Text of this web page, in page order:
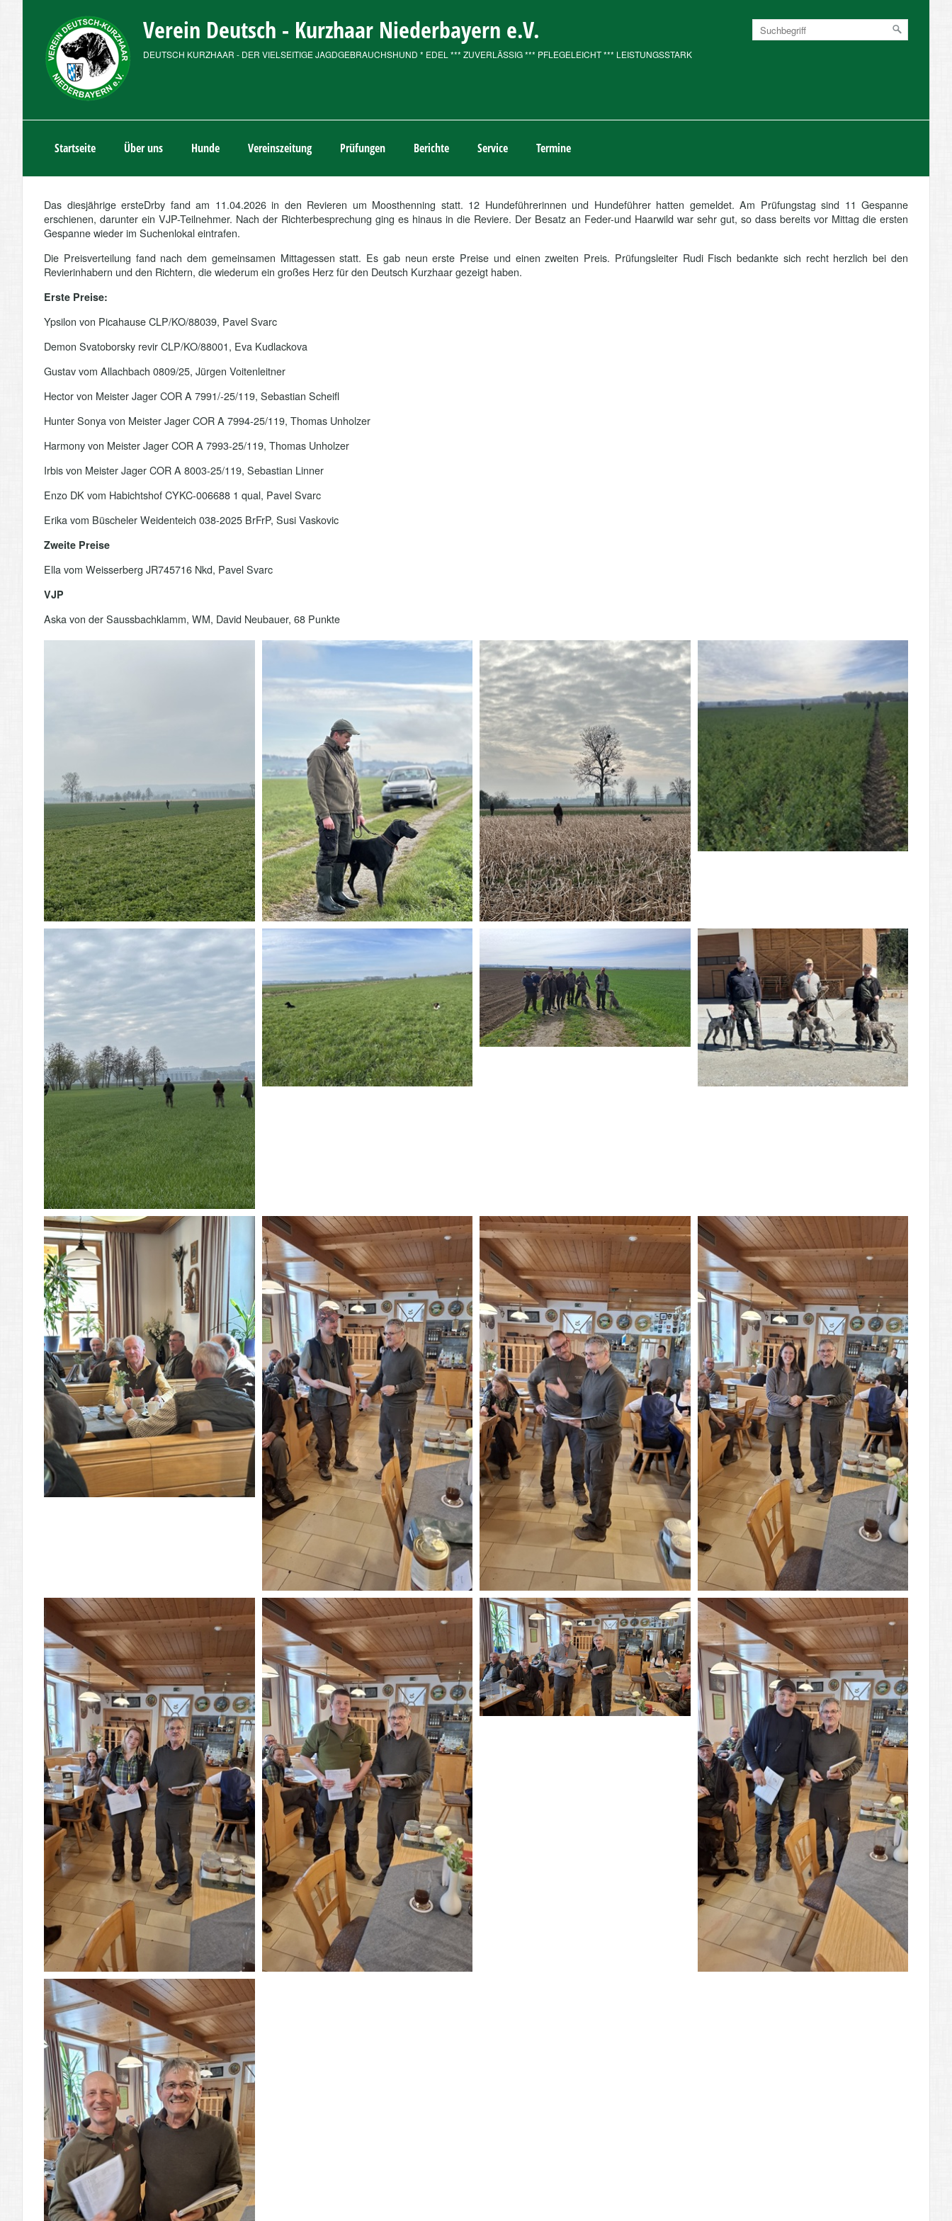
Verein Deutsch - Kurzhaar Niederbayern e.V.
DEUTSCH KURZHAAR - DER VIELSEITIGE JAGDGEBRAUCHSHUND * EDEL *** ZUVERLÄSSIG *** PFLEGELEICHT *** LEISTUNGSSTARK
Startseite Über uns Hunde Vereinszeitung Prüfungen Berichte Service Termine
Das diesjährige ersteDrby fand am 11.04.2026 in den Revieren um Moosthenning statt. 12 Hundeführerinnen und Hundeführer hatten gemeldet. Am Prüfungstag sind 11 Gespanne
erschienen, darunter ein VJP-Teilnehmer. Nach der Richterbesprechung ging es hinaus in die Reviere. Der Besatz an Feder-und Haarwild war sehr gut, so dass bereits vor Mittag die ersten
Gespanne wieder im Suchenlokal eintrafen.
Die Preisverteilung fand nach dem gemeinsamen Mittagessen statt. Es gab neun erste Preise und einen zweiten Preis. Prüfungsleiter Rudi Fisch bedankte sich recht herzlich bei den
Revierinhabern und den Richtern, die wiederum ein großes Herz für den Deutsch Kurzhaar gezeigt haben.
Erste Preise:
Ypsilon von Picahause CLP/KO/88039, Pavel Svarc
Demon Svatoborsky revir CLP/KO/88001, Eva Kudlackova
Gustav vom Allachbach 0809/25, Jürgen Voitenleitner
Hector von Meister Jager COR A 7991/-25/119, Sebastian Scheifl
Hunter Sonya von Meister Jager COR A 7994-25/119, Thomas Unholzer
Harmony von Meister Jager COR A 7993-25/119, Thomas Unholzer
Irbis von Meister Jager COR A 8003-25/119, Sebastian Linner
Enzo DK vom Habichtshof CYKC-006688 1 qual, Pavel Svarc
Erika vom Büscheler Weidenteich 038-2025 BrFrP, Susi Vaskovic
Zweite Preise
Ella vom Weisserberg JR745716 Nkd, Pavel Svarc
VJP
Aska von der Saussbachklamm, WM, David Neubauer, 68 Punkte